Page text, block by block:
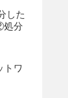
した
処分
トワ